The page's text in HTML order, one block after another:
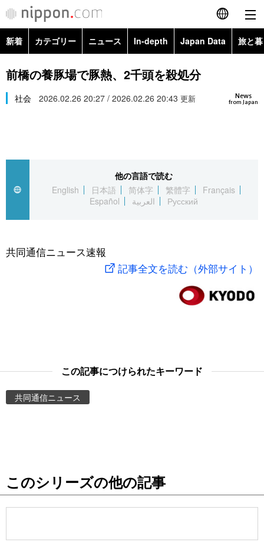
English
简体字
繁體字
العربية
社会
旅と暮らし
東京
新着 カテゴリー ニュース In-depth Japan Data 旅と
政治・外交
経済・ビジネス
社会
文化
科学・技術
暮らし
Images
お知らせ
前橋の養豚場で豚熱、2千頭を殺処分
News
from Japan
社会 2026.02.26 20:27 / 2026.02.26 20:43 更新
他の言語で読む
English
日本語 简体字 繁體字
Français
Español
العربية Русский
共同通信ニュース速報
記事全文を読む（外部サイト）
この記事につけられたキーワード
共同通信ニュース
このシリーズの他の記事